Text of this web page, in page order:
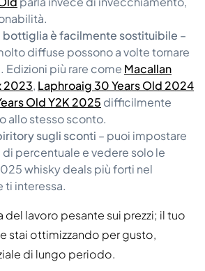
bottiglia è facilmente sostituibile –
diffuse possono a volte tornare
Edizioni più rare come Macallan
2023, Laphroaig 30 Years Old 2024
Old Y2K 2025 difficilmente
allo stesso sconto.
sugli sconti – puoi impostare
percentuale e vedere solo le
whisky deals più forti nel
ti interessa.
lavoro pesante sui prezzi; il tuo
stai ottimizzando per gusto,
di lungo periodo.